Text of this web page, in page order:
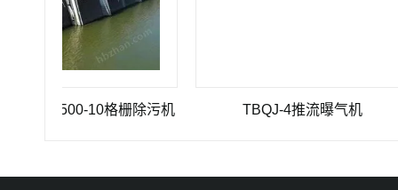
10格栅除污机 TBQJ-4推流曝气机